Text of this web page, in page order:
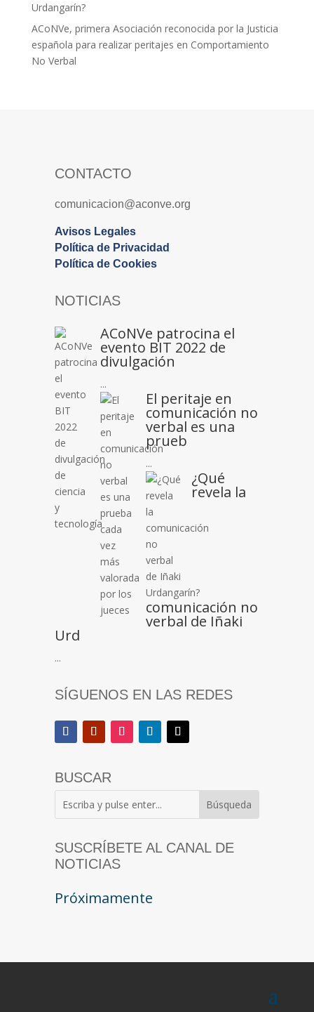
Urdangarín?
ACoNVe, primera Asociación reconocida por la Justicia
española para realizar peritajes en Comportamiento
No Verbal
CONTACTO
comunicacion@aconve.org
Avisos Legales
Política de Privacidad
Política de Cookies
NOTICIAS
ACoNVe patrocina el
evento BIT 2022 de
divulgación
...
El peritaje en
comunicación no
verbal es una
prueb
...
¿Qué
revela la
comunicación no
verbal de Iñaki
Urd
...
SÍGUENOS EN LAS REDES
BUSCAR
SUSCRÍBETE AL CANAL DE
NOTICIAS
Próximamente